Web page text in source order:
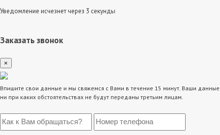
Уведомление исчезнет через 3 секунды
Заказать звонок
×
Впишите свои данные и мы свяжемся с Вами в течение 15 минут. Ваши данные
ни при каких обстоятельствах не будут переданы третьим лицам.